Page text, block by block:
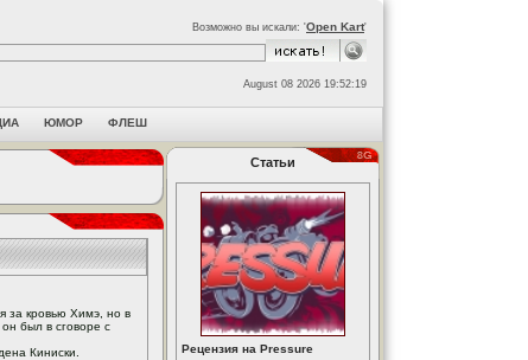
Возможно вы искали: 'Open Kart'
August 08 2026 19:52:19
ЮМОР ФЛЕШ
за кровью Химэ, но в
был в сговоре с
Киниски.
Статьи
Рецензия на Pressure